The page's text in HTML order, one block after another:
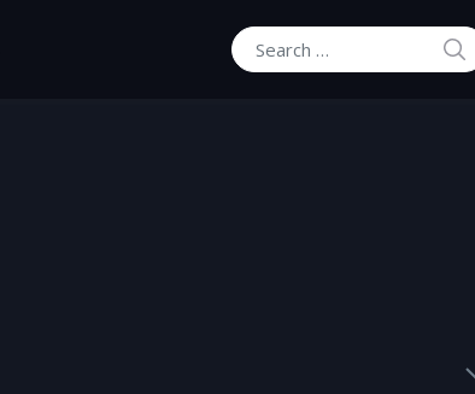
Search for: